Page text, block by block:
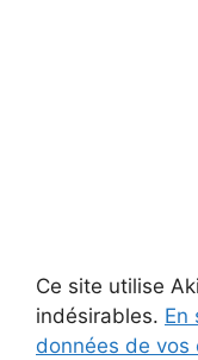
Ce site utilise
indésirables. En
données de vos